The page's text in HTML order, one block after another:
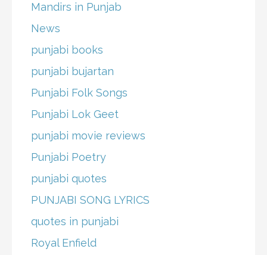
Mandirs in Punjab
News
punjabi books
punjabi bujartan
Punjabi Folk Songs
Punjabi Lok Geet
punjabi movie reviews
Punjabi Poetry
punjabi quotes
PUNJABI SONG LYRICS
quotes in punjabi
Royal Enfield